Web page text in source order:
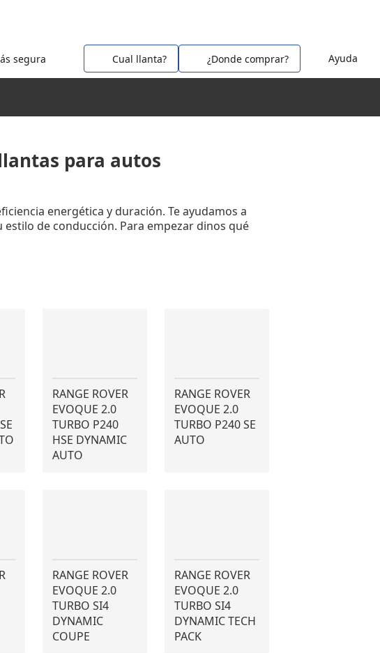
Ayuda
segura Cual llanta? ¿Donde comprar?
llantas para autos
energética y duración. Te ayudamos a
estilo de conducción. Para empezar dinos qué
RANGE ROVER
EVOQUE 2.0
TURBO P240
HSE DYNAMIC
AUTO
RANGE ROVER
EVOQUE 2.0
TURBO P240 SE
AUTO
RANGE ROVER
EVOQUE 2.0
TURBO SI4
DYNAMIC
COUPE
RANGE ROVER
EVOQUE 2.0
TURBO SI4
DYNAMIC TECH
PACK